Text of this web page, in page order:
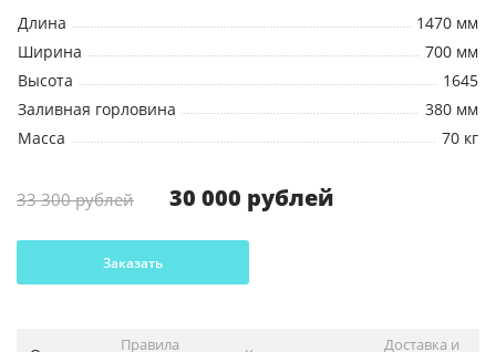
Длина
1470 мм
Ширина
700 мм
Высота
1645
Заливная горловина
380 мм
Масса
70 кг
33 300 рублей 30 000 рублей
Заказать
Правила
Доставка и